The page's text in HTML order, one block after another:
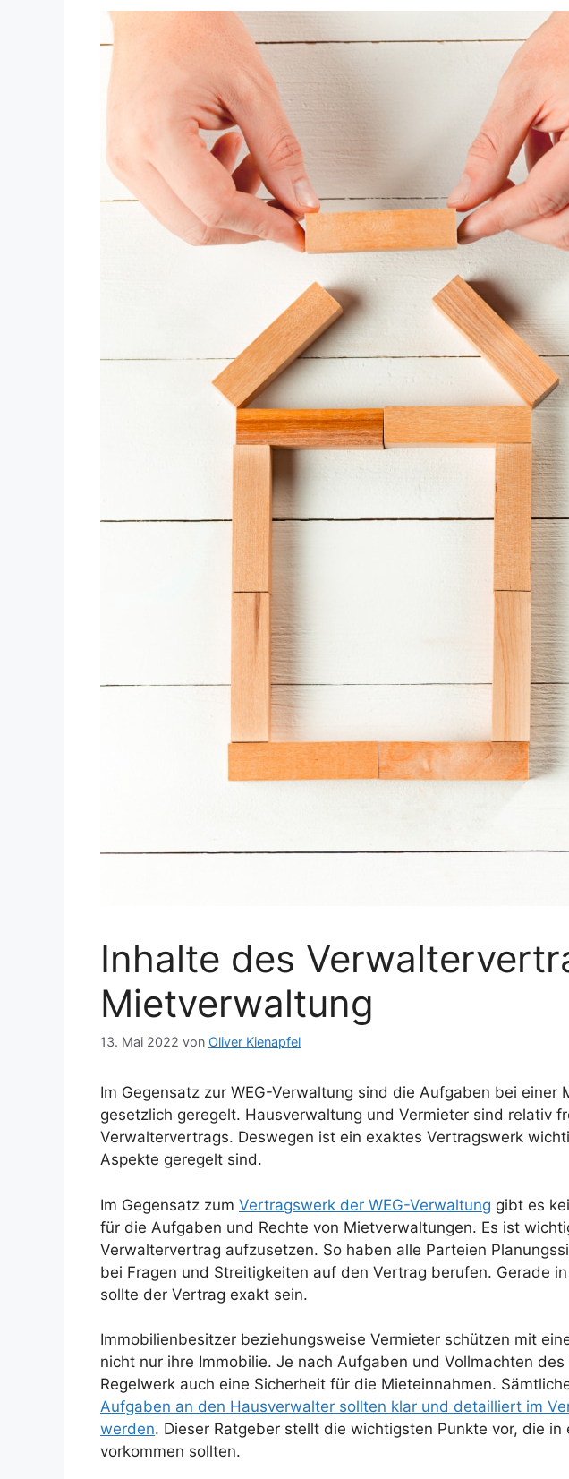
Inhalte des
Mietverwaltung
13. Mai 2022 von Oliver Kienapfel
Im Gegensatz zur WEG-Verwaltung sind die Aufgaben bei einer
gesetzlich geregelt. Hausverwaltung und Vermieter sind relativ
Verwaltervertrags. Deswegen ist ein exaktes Vertragswerk
Aspekte geregelt sind.
Im Gegensatz zum Vertragswerk der WEG-Verwaltung gibt es
für die Aufgaben und Rechte von Mietverwaltungen. Es ist
Verwaltervertrag aufzusetzen. So haben alle Parteien
bei Fragen und Streitigkeiten auf den Vertrag berufen. Gerade
sollte der Vertrag exakt sein.
Immobilienbesitzer beziehungsweise Vermieter schützen mit
nicht nur ihre Immobilie. Je nach Aufgaben und Vollmachten
Regelwerk auch eine Sicherheit für die Mieteinnahmen.
Aufgaben an den Hausverwalter sollten klar und detailliert im
werden. Dieser Ratgeber stellt die wichtigsten Punkte vor, die
vorkommen sollten.